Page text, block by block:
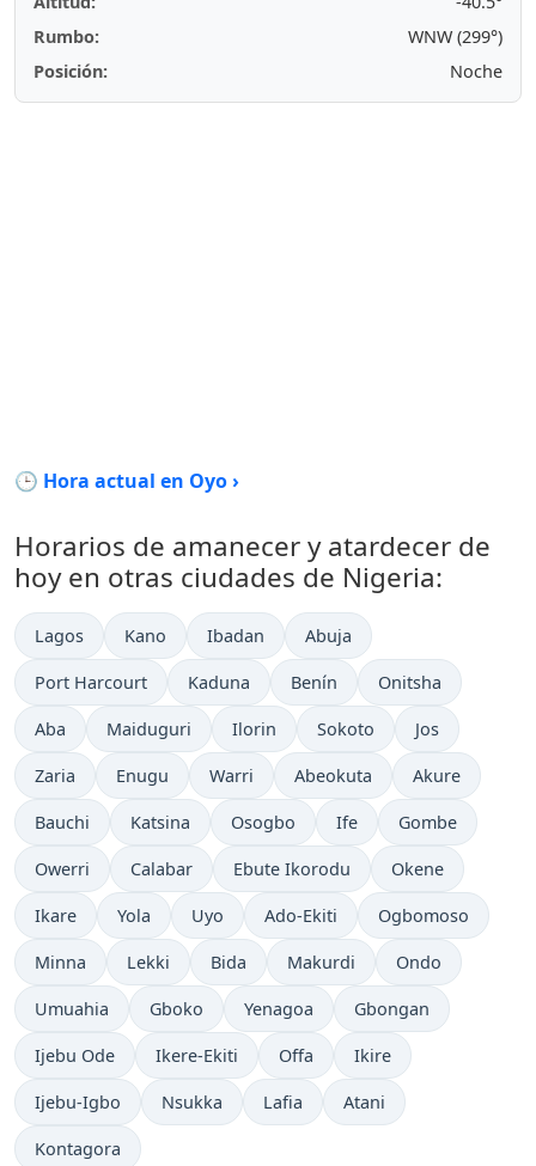
Rumbo:
WNW (299°)
Posición:
Noche
🕒 Hora actual en Oyo ›
Horarios de amanecer y atardecer de
hoy en otras ciudades de Nigeria:
Lagos Kano Ibadan Abuja
Port Harcourt Kaduna Benín Onitsha
Aba Maiduguri Ilorin Sokoto Jos
Zaria Enugu Warri Abeokuta Akure
Bauchi Katsina Osogbo Ife Gombe
Owerri Calabar Ebute Ikorodu Okene
Ikare Yola Uyo Ado-Ekiti Ogbomoso
Minna Lekki Bida Makurdi Ondo
Umuahia Gboko Yenagoa Gbongan
Ijebu Ode Ikere-Ekiti Offa Ikire
Ijebu-Igbo Nsukka Lafia Atani
Kontagora